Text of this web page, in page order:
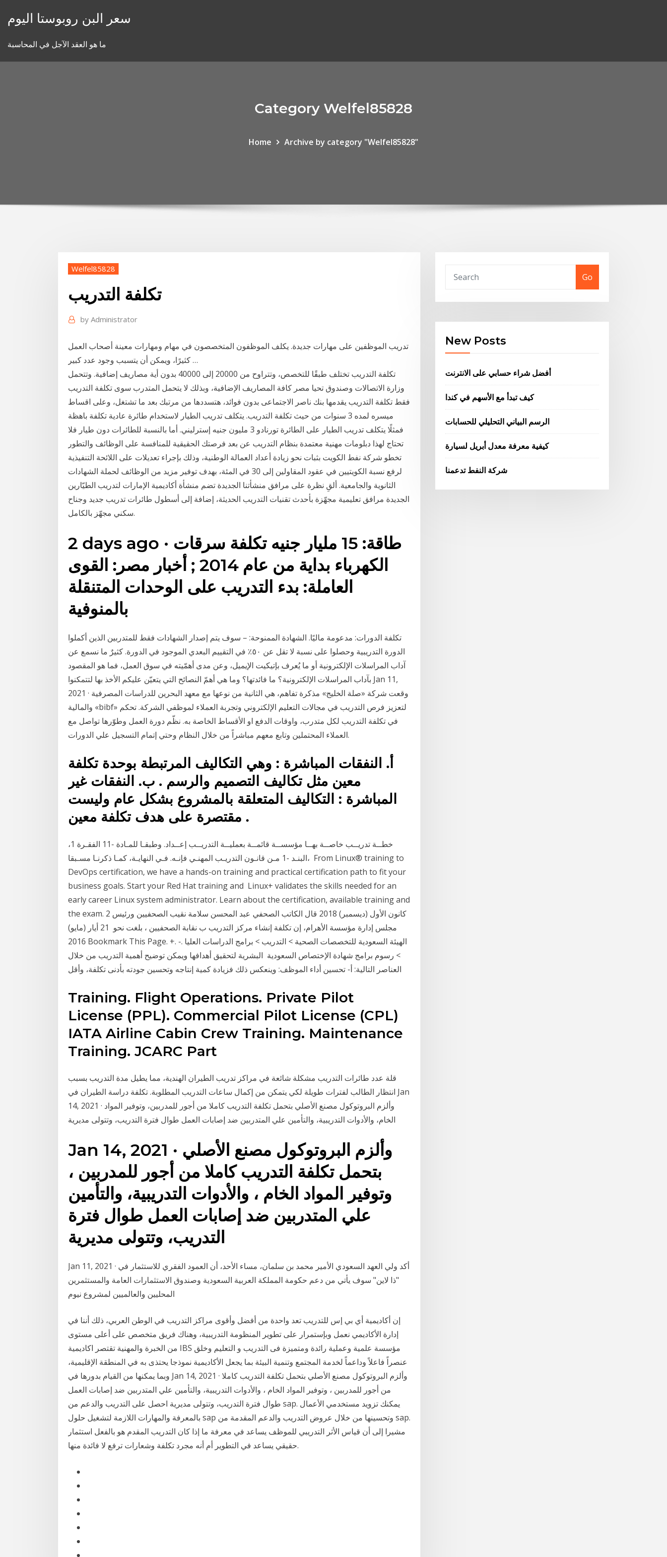
سعر البن روبوستا اليوم
ما هو العقد الآجل في المحاسبة
Category Welfel85828
Home Archive by category "Welfel85828"
Welfel85828
تكلفة التدريب
by Administrator
تدريب الموظفين على مهارات جديدة. يكلف الموظفون المتخصصون في مهام ومهارات معينة أصحاب العمل
كثيرًا، ويمكن أن يتسبب وجود عدد كبير …
تكلفة التدريب تختلف طبقًا للتخصص، وتتراوح من 20000 إلى 40000 بدون أية مصاريف إضافية. وتتحمل
وزارة الاتصالات وصندوق تحيا مصر كافة المصاريف الإضافية، وبذلك لا يتحمل المتدرب سوى تكلفة التدريب
فقط تكلفة التدريب يقدمها بنك ناصر الاجتماعى بدون فوائد، هتسددها من مرتبك بعد ما تشتغل، وعلى اقساط
ميسره لمده 3 سنوات من حيث تكلفة التدريب. يتكلف تدريب الطيار لاستخدام طائرة عادية تكلفة باهظة
فمثلًا يتكلف تدريب الطيار على الطائرة تورنادو 3 مليون جنيه إسترليني. أما بالنسبة للطائرات دون طيار فلا
تحتاج لهذا دبلومات مهنية معتمدة بنظام التدريب عن بعد فرصتك الحقيقية للمنافسة على الوظائف والتطور
تخطو شركة نفط الكويت بثبات نحو زيادة أعداد العمالة الوطنية، وذلك بإجراء تعديلات على اللائحة التنفيذية
لرفع نسبة الكويتيين في عقود المقاولين إلى 30 في المئة، بهدف توفير مزيد من الوظائف لحملة الشهادات
الثانوية والجامعية. ألقِ نظرة على مرافق منشأتنا الجديدة تضم منشأة أكاديمية الإمارات لتدريب الطيّارين
الجديدة مرافق تعليمية مجهّزة بأحدث تقنيات التدريب الحديثة، إضافة إلى أسطول طائرات تدريب جديد وجناح
سكني مجهّز بالكامل.
2 days ago · طاقة: 15 مليار جنيه تكلفة سرقات
الكهرباء بداية من عام 2014 ; أخبار مصر: القوى
العاملة: بدء التدريب على الوحدات المتنقلة
بالمنوفية
تكلفة الدورات: مدعومة ماليًا. الشهادة الممنوحة: – سوف يتم إصدار الشهادات فقط للمتدربين الذين أكملوا
الدورة التدريبية وحصلوا على نسبة لا تقل عن ٥٠٪ في التقييم البعدي الموجود في الدورة. كثيرٌ ما نسمع عن
آداب المراسلات الإلكترونية أو ما يُعرف بإتيكيت الإيميل، وعن مدى أهمّيته في سوق العمل، فما هو المقصود
بآداب المراسلات الإلكترونية؟ ما فائدتها؟ وما هي أهمّ النصائح التي يتعيّن عليكم الأخذ بها لتتمكنوا Jan 11,
2021 · وقعت شركة «صلة الخليج» مذكرة تفاهم، هي الثانية من نوعها مع معهد البحرين للدراسات المصرفية
والمالية «bibf» لتعزيز فرص التدريب في مجالات التعليم الإلكتروني وتجربة العملاء لموظفي الشركة. تحكم
في تكلفة التدريب لكل متدرب، واوقات الدفع او الأقساط الخاصة به. نظّم دورة العمل وطوّرها تواصل مع
العملاء المحتملين وتابع معهم مباشراً من خلال النظام وحتي إتمام التسجيل علي الدورات.
أ‌. النفقات المباشرة : وهي التكاليف المرتبطة بوحدة تكلفة
معين مثل تكاليف التصميم والرسم . ب‌. النفقات غير
المباشرة : التكاليف المتعلقة بالمشروع بشكل عام وليست
مقتصرة على هدف تكلفة معين .
خطــة تدريــب خاصــة بهــا مؤسســة قائمــة بعمليــة التدريــب إعــداد. وطبقـا للمـادة -11 الفقـرة 1،
البنـد -1 مـن قانـون التدريـب المهنـي فإنـه. فـي النهايـة، كمـا ذكرنـا مسـبقا، From Linux® training to
DevOps certification, we have a hands-on training and practical certification path to fit your
business goals. Start your Red Hat training and Linux+ validates the skills needed for an
early career Linux system administrator. Learn about the certification, available training and
the exam. 2 كانون الأول (ديسمبر) 2018 قال الكاتب الصحفي عبد المحسن سلامة نقيب الصحفيين ورئيس
مجلس إدارة مؤسسة الأهرام، إن تكلفة إنشاء مركز التدريب ب نقابة الصحفيين ، بلغت نحو 21 أيار (مايو)
2016 Bookmark This Page. +. -. الهيئة السعودية للتخصصات الصحية > التدريب > برامج الدراسات العلیا
> رسوم برامج شهادة الإختصاص السعودية البشرية لتحقيق أهدافها ويمكن توضيح أهمية التدريب من خلال
Training. Flight Operations. Private Pilot
License (PPL). Commercial Pilot License (CPL)
IATA Airline Cabin Crew Training. Maintenance
Training. JCARC Part
قلة عدد طائرات التدريب مشكلة شائعة في مراكز تدريب الطيران الهندية، مما يطيل مدة التدريب بسبب
انتظار الطالب لفترات طويلة لكي يتمكن من إكمال ساعات التدريب المطلوبة. تكلفة دراسة الطيران في Jan
14, 2021 · وألزم البروتوكول مصنع الأصلي بتحمل تكلفة التدريب كاملا من أجور للمدربين، وتوفير المواد
الخام، والأدوات التدريبية، والتأمين علي المتدربين ضد إصابات العمل طوال فترة التدريب، وتتولى مديرية
Jan 14, 2021 · وألزم البروتوكول مصنع الأصلي
بتحمل تكلفة التدريب كاملا من أجور للمدربين ،
وتوفير المواد الخام ، والأدوات التدريبية، والتأمين
علي المتدربين ضد إصابات العمل طوال فترة
التدريب، وتتولى مديرية
Jan 11, 2021 · أكد ولي العهد السعودي الأمير محمد بن سلمان، مساء الأحد، أن العمود الفقري للاستثمار في
"ذا لاين" سوف يأتي من دعم حكومة المملكة العربية السعودية وصندوق الاستثمارات العامة والمستثمرين
المحليين والعالميين لمشروع نيوم
إن أكاديمية أي بي إس للتدريب تعد واحدة من أفضل وأقوى مراكز التدريب في الوطن العربي، ذلك أننا في
إدارة الأكاديمي نعمل وبإستمرار على تطوير المنظومة التدريبية، وهناك فريق متخصص على أعلى مستوى
من الخبرة والمهنية تقتصر اكاديمية IBS مؤسسة علمية وعملية رائدة ومتميزة فى التدريب و التعليم وخلق
عنصراً فاعلاً وداعماً لخدمة المجتمع وتنمية البيئة بما يجعل الأكاديمية نموذجا يحتذى به في المنطقة الإقليمية،
وبما يمكنها من القيام بدورها في Jan 14, 2021 · وألزم البروتوكول مصنع الأصلي بتحمل تكلفة التدريب كاملا
من أجور للمدربين ، وتوفير المواد الخام ، والأدوات التدريبية، والتأمين علي المتدربين ضد إصابات العمل
طوال فترة التدريب، وتتولى مديرية احصل على التدريب والدعم من sap. يمكنك تزويد مستخدمي الأعمال
بالمعرفة والمهارات اللازمة لتشغيل حلول sap وتحسينها من خلال عروض التدريب والدعم المقدمة من sap.
مشيرا إلى أن قياس الأثر التدريبي للموظف يساعد في معرفة ما إذا كان التدريب المقدم هو بالفعل استثمار
حقيقي يساعد في التطوير أم أنه مجرد تكلفة وشعارات ترفع لا فائدة منها.
Go
New Posts
أفضل شراء حسابي على الانترنت
كيف تبدأ مع الأسهم في كندا
الرسم البياني التحليلي للحسابات
كيفية معرفة معدل أبريل لسيارة
شركة النفط تدعمنا